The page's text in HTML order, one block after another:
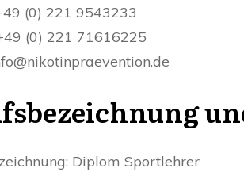
(0) 221 9543233
(0) 221 71616225
Diplom Sportlehrer